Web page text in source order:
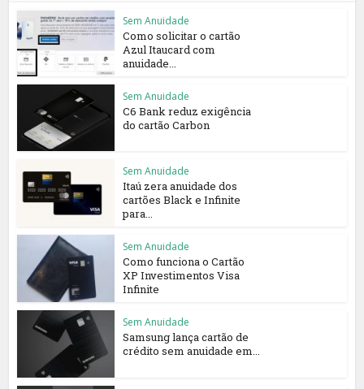
Sem Anuidade
Como solicitar o cartão
Azul Itaucard com
anuidade...
Sem Anuidade
C6 Bank reduz exigência
do cartão Carbon
Sem Anuidade
Itaú zera anuidade dos
cartões Black e Infinite
para...
Sem Anuidade
Como funciona o Cartão
XP Investimentos Visa
Infinite
Sem Anuidade
Samsung lança cartão de
crédito sem anuidade em...